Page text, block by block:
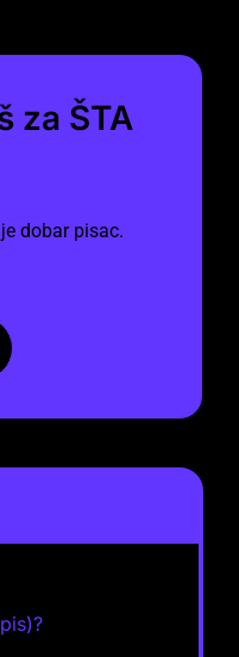
za ŠTA
dobar pisac.